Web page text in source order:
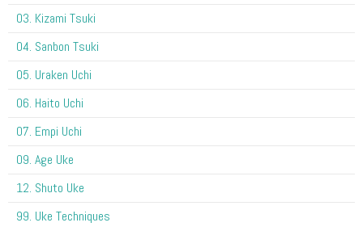
03. Kizami Tsuki
04. Sanbon Tsuki
05. Uraken Uchi
06. Haito Uchi
07. Empi Uchi
09. Age Uke
12. Shuto Uke
99. Uke Techniques